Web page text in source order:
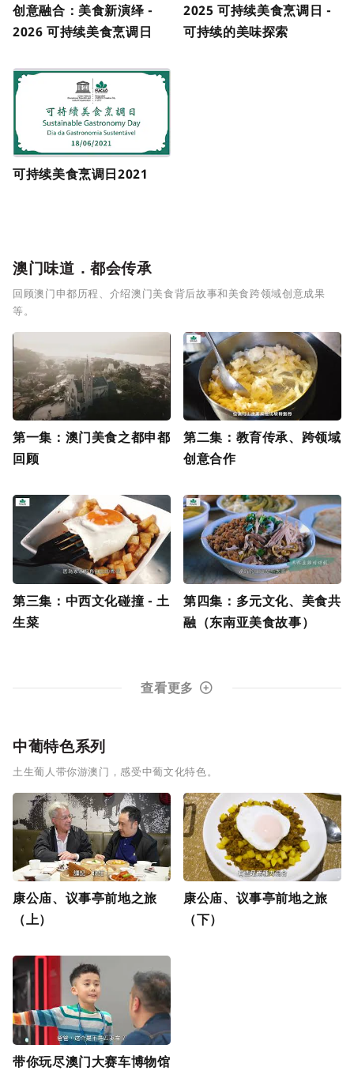
创意融合：美食新演绎 -
2026 可持续美食烹调日
2025 可持续美食烹调日 -
可持续的美味探索
可持续美食烹调日2021
澳门味道．都会传承
回顾澳门申都历程、介绍澳门美食背后故事和美食跨领域创意成果
等。
第一集：澳门美食之都申都
回顾
第二集：教育传承、跨领域
创意合作
第三集：中西文化碰撞 - 土
生菜
第四集：多元文化、美食共
融（东南亚美食故事）
查看更多
中葡特色系列
土生葡人带你游澳门，感受中葡文化特色。
康公庙、议事亭前地之旅
（上）
康公庙、议事亭前地之旅
（下）
带你玩尽澳门大赛车博物馆